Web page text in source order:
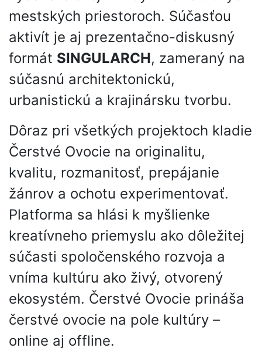
mestských priestoroch. Súčasťou
aktivít je aj prezentačno-diskusný
formát SINGULARCH, zameraný na
súčasnú architektonickú,
urbanistickú a krajinársku tvorbu.
Dôraz pri všetkých projektoch kladie
Čerstvé Ovocie na originalitu,
kvalitu, rozmanitosť, prepájanie
žánrov a ochotu experimentovať.
Platforma sa hlási k myšlienke
kreatívneho priemyslu ako dôležitej
súčasti spoločenského rozvoja a
vníma kultúru ako živý, otvorený
ekosystém. Čerstvé Ovocie prináša
čerstvé ovocie na pole kultúry –
online aj offline.